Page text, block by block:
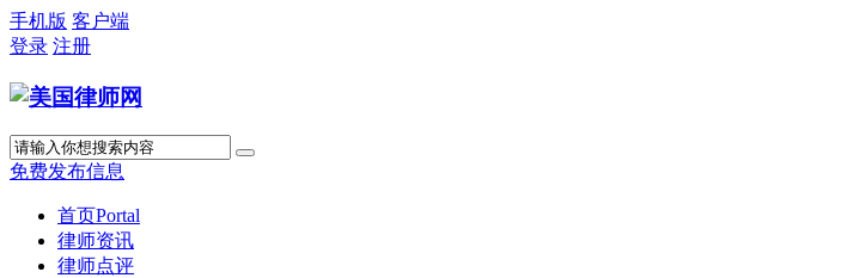
手机版 客户端
登录 注册
免费发布信息
首页Portal
律师资讯
律师点评